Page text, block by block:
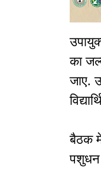
का
जाए.
बैठक
पशुधन